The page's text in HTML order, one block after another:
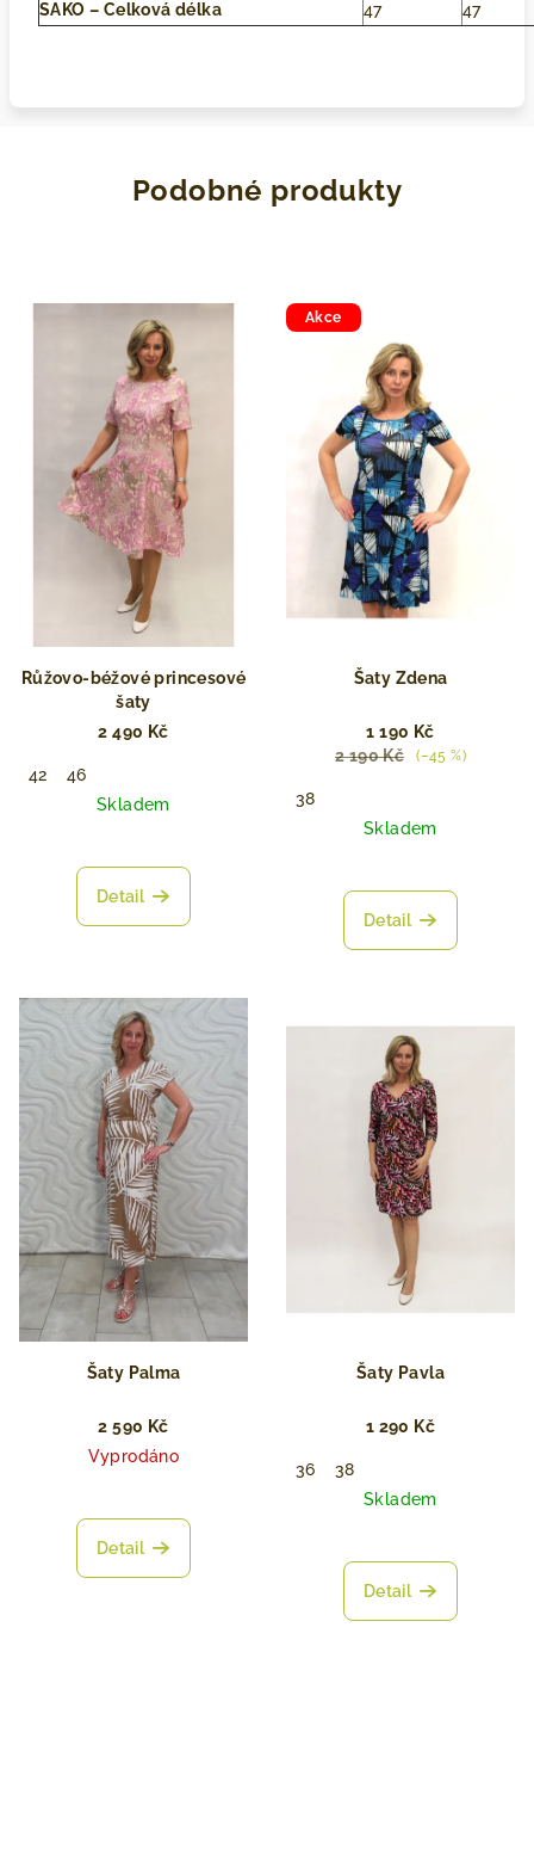
SAKO – Celková délka 47 47
Podobné produkty
Růžovo-béžové princesové
šaty
2 490 Kč
42
46
Skladem
Detail
Akce
Šaty Zdena
1 190 Kč
2 190 Kč
(–45 %)
38
Skladem
Detail
Šaty Palma
2 590 Kč
Vyprodáno
Detail
Šaty Pavla
1 290 Kč
36
38
Skladem
Detail